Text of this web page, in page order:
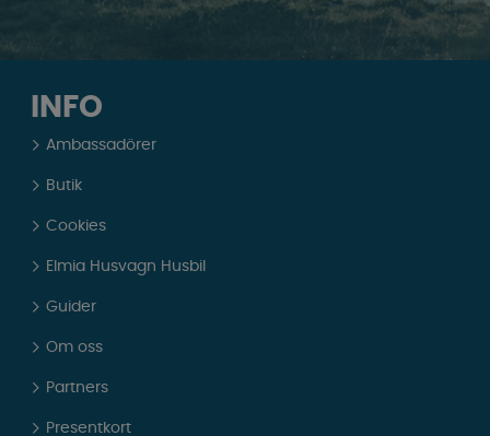
INFO
Ambassadörer
Butik
Cookies
Elmia Husvagn Husbil
Guider
Om oss
Partners
Presentkort